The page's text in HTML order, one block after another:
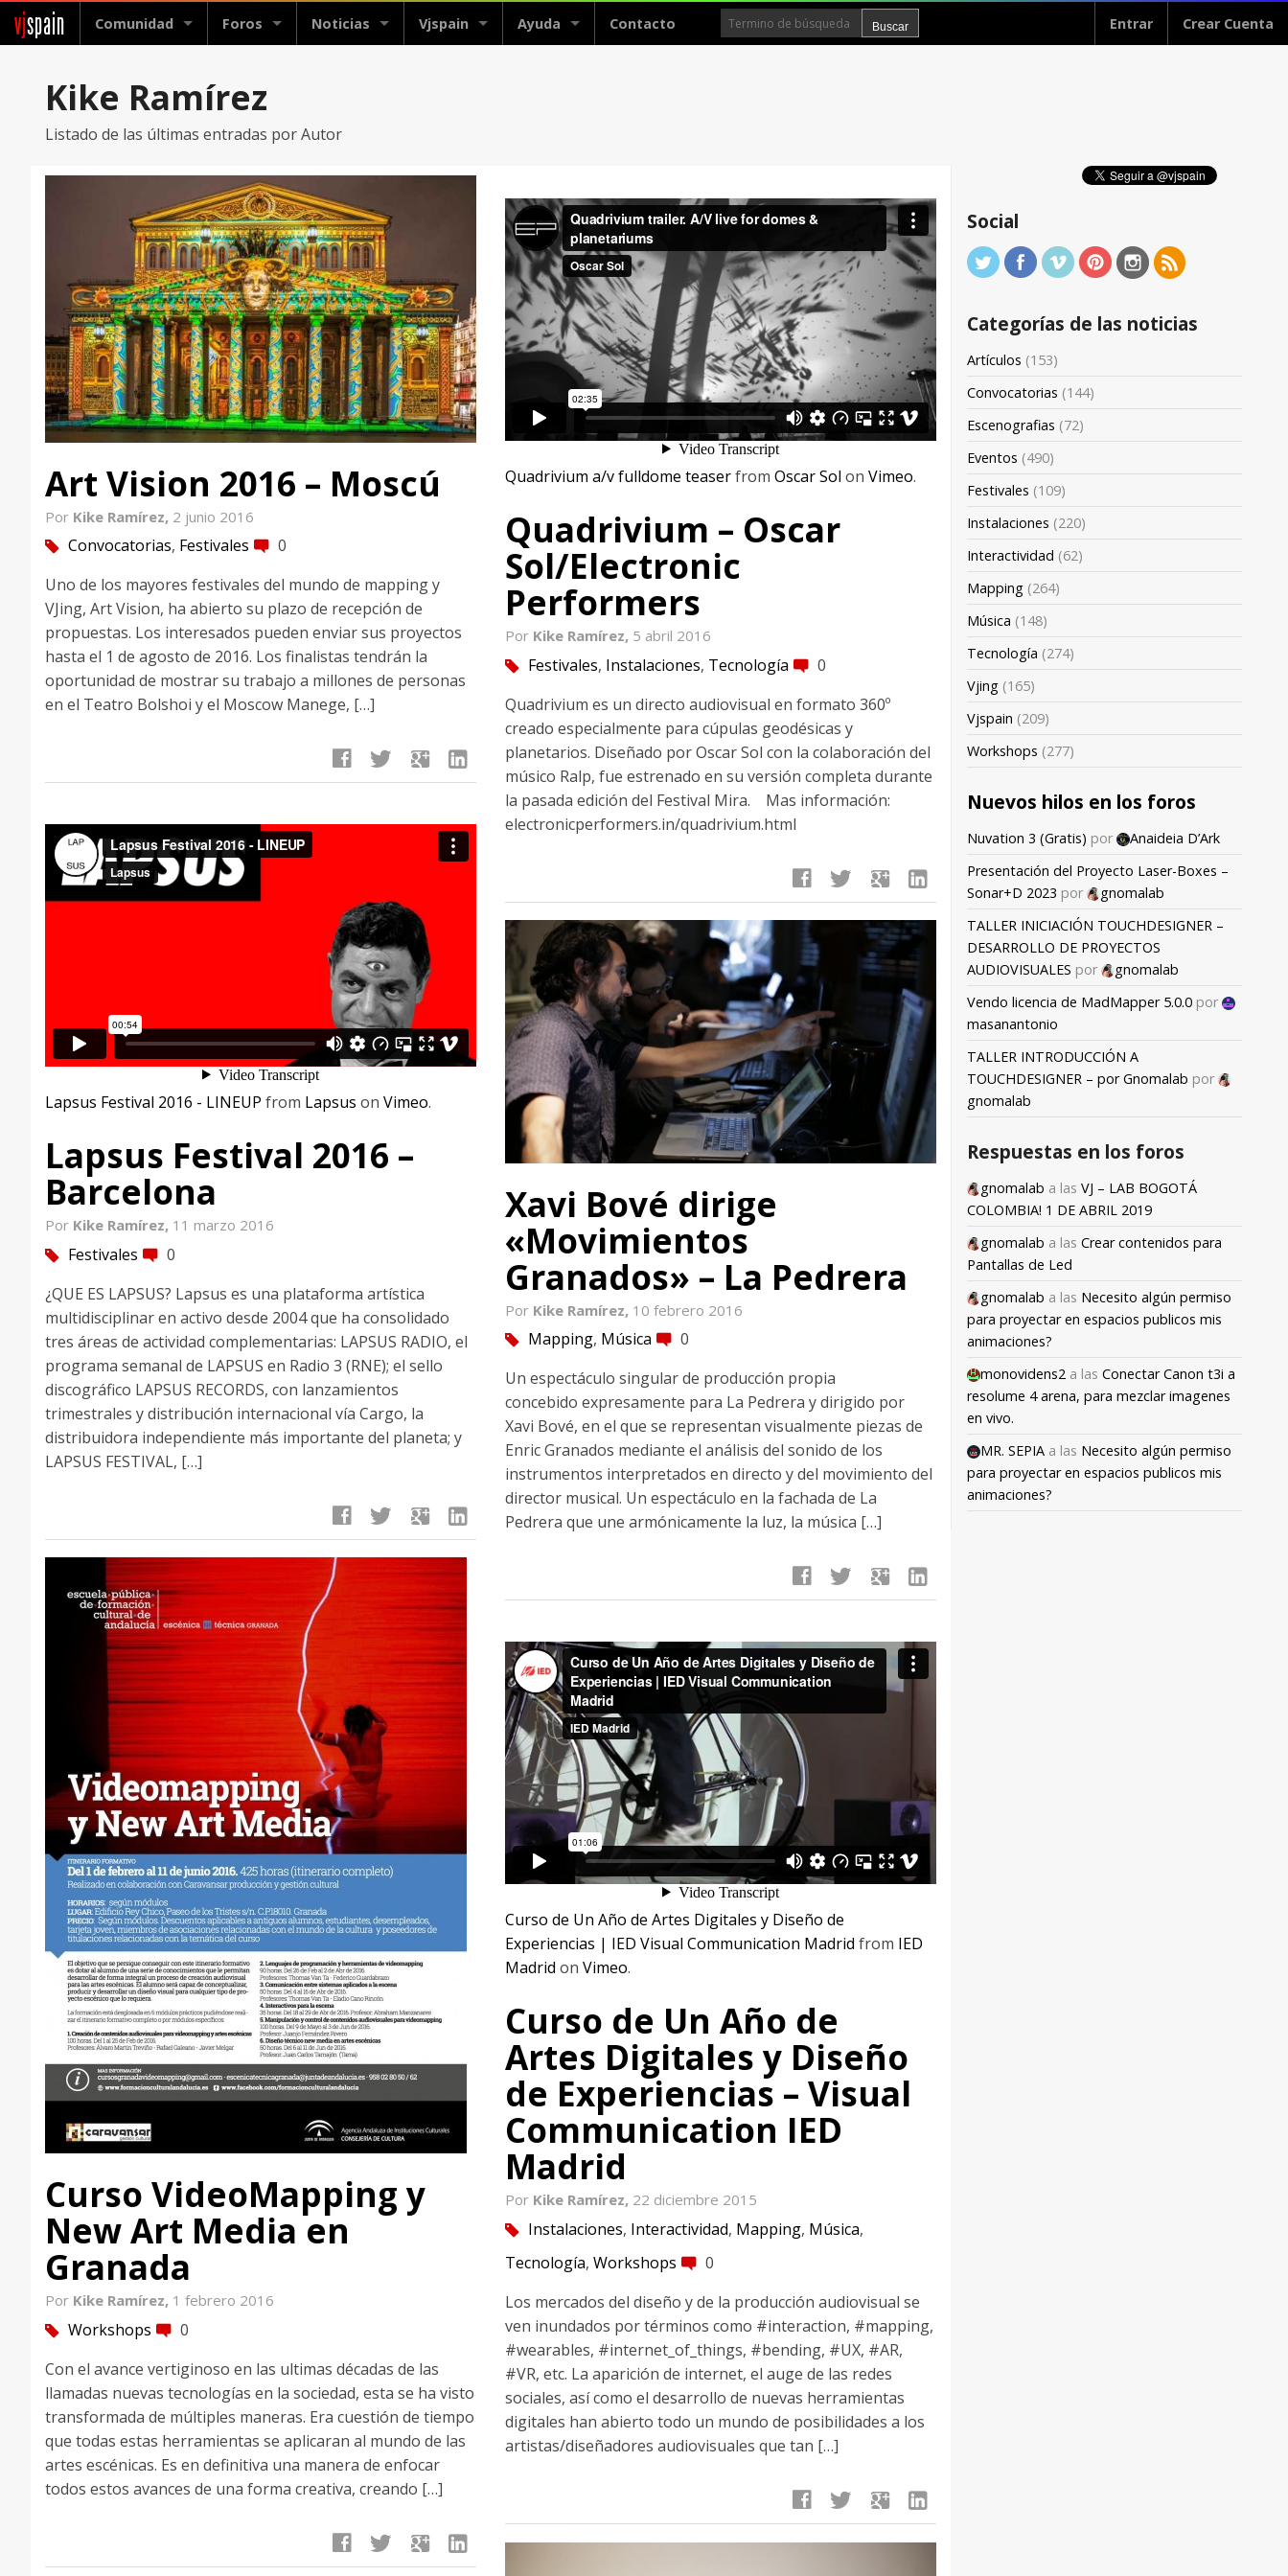
vjspain Comunidad Foros Noticias Vjspain Ayuda Contacto Entrar Crear Cuenta
Kike Ramírez
Listado de las últimas entradas por Autor
Art Vision 2016 – Moscú
Por Kike Ramírez, 2 junio 2016
tag Convocatorias, Festivales comment 0
Uno de los mayores festivales del mundo de mapping y
VJing, Art Vision, ha abierto su plazo de recepción de
propuestas. Los interesados pueden enviar sus proyectos
hasta el 1 de agosto de 2016. Los finalistas tendrán la
oportunidad de mostrar su trabajo a millones de personas
en el Teatro Bolshoi y el Moscow Manege, […]
facebook twitter google linkedin
Quadrivium a/v fulldome teaserfrom Oscar Sol on Vimeo.
Quadrivium – Oscar
Sol/Electronic
Performers
Por Kike Ramírez, 5 abril 2016
tag Festivales, Instalaciones, Tecnología comment 0
Quadrivium es un directo audiovisual en formato 360º
creado especialmente para cúpulas geodésicas y
planetarios. Diseñado por Oscar Sol con la colaboración del
músico Ralp, fue estrenado en su versión completa durante
la pasada edición del Festival Mira. Mas información:
electronicperformers.in/quadrivium.html
facebook twitter google linkedin
Lapsus Festival 2016 - LINEUP from Lapsus on Vimeo.
Lapsus Festival 2016 –
Barcelona
Por Kike Ramírez, 11 marzo 2016
tag Festivales comment 0
¿QUE ES LAPSUS? Lapsus es una plataforma artística
multidisciplinar en activo desde 2004 que ha consolidado
tres áreas de actividad complementarias: LAPSUS RADIO, el
programa semanal de LAPSUS en Radio 3 (RNE); el sello
discográfico LAPSUS RECORDS, con lanzamientos
trimestrales y distribución internacional vía Cargo, la
distribuidora independiente más importante del planeta; y
LAPSUS FESTIVAL, […]
facebook twitter google linkedin
Xavi Bové dirige
«Movimientos
Granados» – La Pedrera
Por Kike Ramírez, 10 febrero 2016
tag Mapping, Música comment 0
Un espectáculo singular de producción propia
concebido expresamente para La Pedrera y dirigido por
Xavi Bové, en el que se representan visualmente piezas de
Enric Granados mediante el análisis del sonido de los
instrumentos interpretados en directo y del movimiento del
director musical. Un espectáculo en la fachada de La
Pedrera que une armónicamente la luz, la música […]
facebook twitter google linkedin
Curso VideoMapping y
New Art Media en
Granada
Por Kike Ramírez, 1 febrero 2016
tag Workshops comment 0
Con el avance vertiginoso en las ultimas décadas de las
llamadas nuevas tecnologías en la sociedad, esta se ha visto
transformada de múltiples maneras. Era cuestión de tiempo
que todas estas herramientas se aplicaran al mundo de las
artes escénicas. Es en definitiva una manera de enfocar
todos estos avances de una forma creativa, creando […]
facebook twitter google linkedin
Curso de Un Año de Artes Digitales y Diseño de
Experiencias | IED Visual Communication Madrid from IED
Madrid on Vimeo.
Curso de Un Año de
Artes Digitales y Diseño
de Experiencias – Visual
Communication IED
Madrid
Por Kike Ramírez, 22 diciembre 2015
tag Instalaciones, Interactividad, Mapping, Música,
Tecnología, Workshops comment 0
Los mercados del diseño y de la producción audiovisual se
ven inundados por términos como #interaction, #mapping,
#wearables, #internet_of_things, #bending, #UX, #AR,
#VR, etc. La aparición de internet, el auge de las redes
sociales, así como el desarrollo de nuevas herramientas
digitales han abierto todo un mundo de posibilidades a los
artistas/diseñadores audiovisuales que tan […]
facebook twitter google linkedin
Social
Categorías de las noticias
Artículos (153)
Convocatorias (144)
Escenografias (72)
Eventos (490)
Festivales (109)
Instalaciones (220)
Interactividad (62)
Mapping (264)
Música (148)
Tecnología (274)
Vjing (165)
Vjspain (209)
Workshops (277)
Nuevos hilos en los foros
Nuvation 3 (Gratis) por
Anaideia D’Ark
Presentación del Proyecto Laser-Boxes –
Sonar+D 2023 por
gnomalab
TALLER INICIACIÓN TOUCHDESIGNER –
DESARROLLO DE PROYECTOS
AUDIOVISUALES por
gnomalab
Vendo licencia de MadMapper 5.0.0 por
masanantonio
TALLER INTRODUCCIÓN A
TOUCHDESIGNER – por Gnomalab por
gnomalab
Respuestas en los foros
gnomalab a las VJ – LAB BOGOTÁ
COLOMBIA! 1 DE ABRIL 2019
gnomalab a las Crear contenidos para
Pantallas de Led
gnomalab a las Necesito algún permiso
para proyectar en espacios publicos mis
animaciones?
monovidens2 a las Conectar Canon t3i a
resolume 4 arena, para mezclar imagenes
en vivo.
MR. SEPIA a las Necesito algún permiso
para proyectar en espacios publicos mis
animaciones?